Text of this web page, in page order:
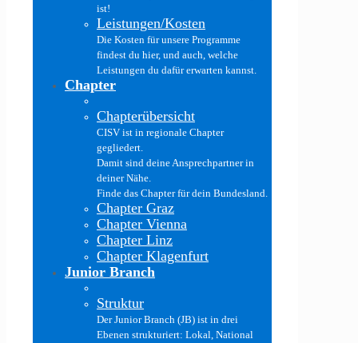
ist!
Leistungen/Kosten
Die Kosten für unsere Programme
findest du hier, und auch, welche
Leistungen du dafür erwarten kannst.
Chapter
Chapterübersicht
CISV ist in regionale Chapter
gegliedert.
Damit sind deine Ansprechpartner in
deiner Nähe.
Finde das Chapter für dein Bundesland.
Chapter Graz
Chapter Vienna
Chapter Linz
Chapter Klagenfurt
Junior Branch
Struktur
Der Junior Branch (JB) ist in drei
Ebenen strukturiert: Lokal, National